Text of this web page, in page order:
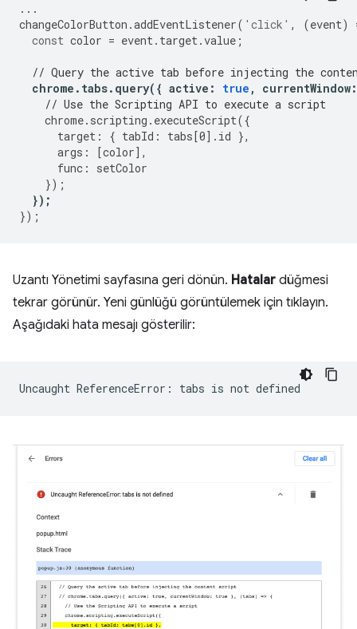
...
changeColorButton .addEventListener( 'click' , (event)
const color = event. target.value ;
// Query the active tab before injecting the
chrome . tabs. query({ active : true , currentWindow:
// Use the Scripting API to execute a script
chrome. scripting . executeScript({
target : { tabId : tabs[0]. id },
args : [color],
func :
setColor
});
});
});
Uzantı Yönetimi sayfasına geri dönün. Hatalar düğmesi
tekrar görünür. Yeni günlüğü görüntülemek için tıklayın.
Aşağıdaki hata mesajı gösterilir: